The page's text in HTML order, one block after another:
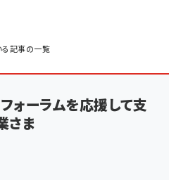
る記事の一覧
ォーラムを応援して支
さま